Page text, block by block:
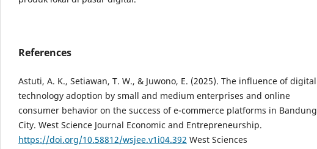
References
Astuti, A. K., Setiawan, T. W., & Juwono, E. (2025). The influence of digital
technology adoption by small and medium enterprises and online
consumer behavior on the success of e-commerce platforms in Bandung
City. West Science Journal Economic and Entrepreneurship.
https://doi.org/10.58812/wsjee.v1i04.392 West Sciences